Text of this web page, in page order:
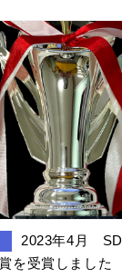
を受賞しました